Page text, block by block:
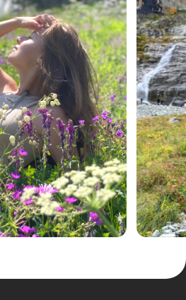
Автобусе
воспоминания
расходы